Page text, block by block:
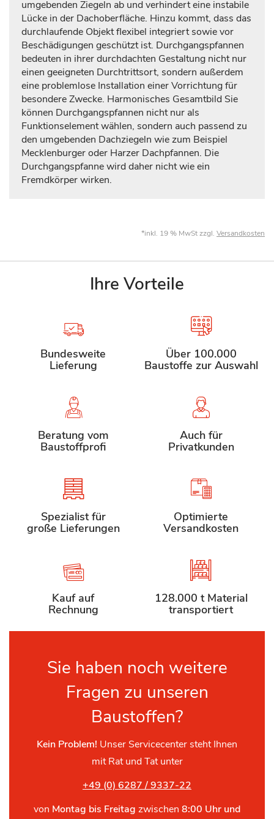
umgebenden Ziegeln ab und verhindert eine instabile
Lücke in der Dachoberfläche. Hinzu kommt, dass das
durchlaufende Objekt flexibel integriert sowie vor
Beschädigungen geschützt ist. Durchgangspfannen
bedeuten in ihrer durchdachten Gestaltung nicht nur
einen geeigneten Durchtrittsort, sondern außerdem
eine problemlose Installation einer Vorrichtung für
besondere Zwecke. Harmonisches Gesamtbild Sie
können Durchgangspfannen nicht nur als
Funktionselement wählen, sondern auch passend zu
den umgebenden Dachziegeln wie zum Beispiel
Mecklenburger oder Harzer Dachpfannen. Die
Durchgangspfanne wird daher nicht wie ein
Fremdkörper wirken.
*inkl. 19 % MwSt zzgl. Versandkosten
Ihre Vorteile
Bundesweite
Lieferung
Über 100.000
Baustoffe zur Auswahl
Beratung vom
Baustoffprofi
Auch für
Privatkunden
Spezialist für
große Lieferungen
Optimierte
Versandkosten
Kauf auf
Rechnung
128.000 t Material
transportiert
Sie haben noch weitere
Fragen zu unseren
Baustoffen?
Kein Problem! Unser Servicecenter steht Ihnen
mit Rat und Tat unter
+49 (0) 6287 / 9337-22
von Montag bis Freitag zwischen 8:00 Uhr und